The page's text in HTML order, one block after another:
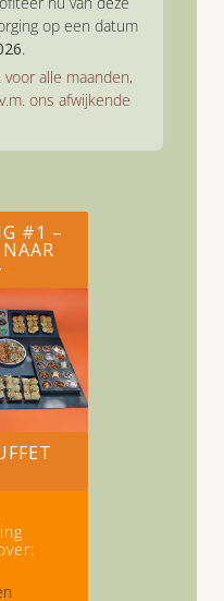
op een datum
.
alle maanden,
ons afwijkende
#1 –